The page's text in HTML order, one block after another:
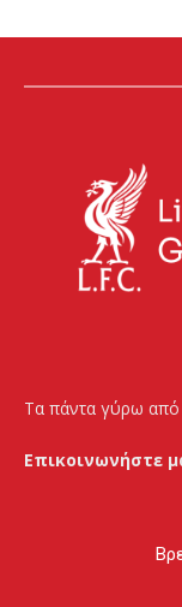
Τα πάντα γύρω από
Επικοινωνήστε